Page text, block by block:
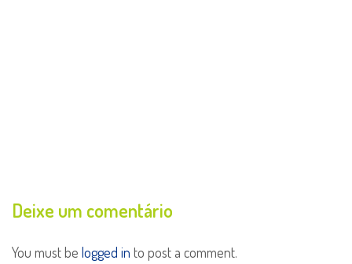
Deixe um comentário
You must be logged in to post a comment.